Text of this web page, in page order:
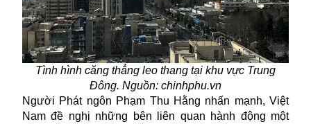
Tình hình căng thẳng leo thang tại khu vực Trung
Đông. Nguồn: chinhphu.vn
Người Phát ngôn Phạm Thu Hằng nhấn mạnh, Việt
Nam đề nghị những bên liên quan hành động một